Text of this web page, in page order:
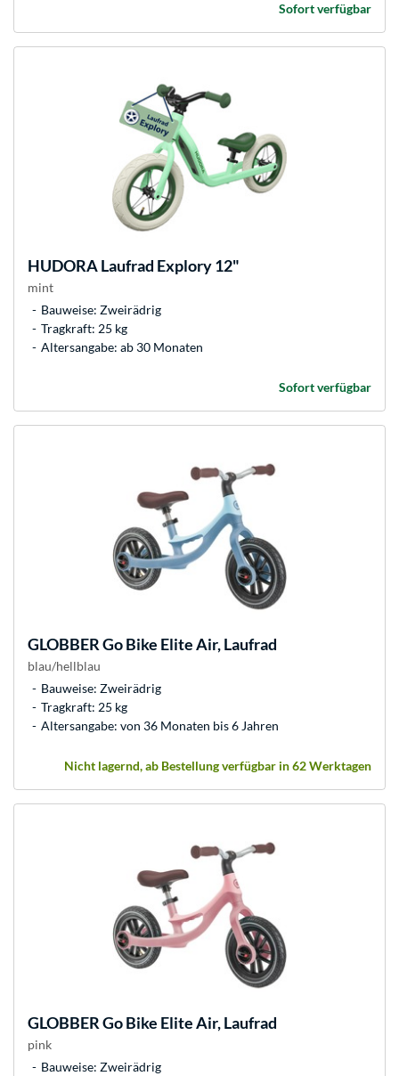
Sofort verfügbar
HUDORALaufrad Explory 12"
mint
Bauweise: Zweirädrig
Tragkraft: 25 kg
Altersangabe: ab 30 Monaten
Sofort verfügbar
GLOBBERGo Bike Elite Air, Laufrad
blau/hellblau
Bauweise: Zweirädrig
Tragkraft: 25 kg
Altersangabe: von 36 Monaten bis 6 Jahren
Nicht lagernd, ab Bestellung verfügbar in 62 Werktagen
GLOBBERGo Bike Elite Air, Laufrad
pink
Bauweise: Zweirädrig